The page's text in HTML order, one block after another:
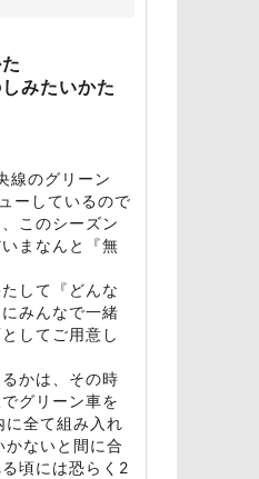
みたいかた
線のグリーン
ーしているので
このシーズン
まなんと『無
して『どんな
みんなで一緒
してご用意し
かは、その時
グリーン車を
全て組み入れ
ないと間に合
頃には恐らく2